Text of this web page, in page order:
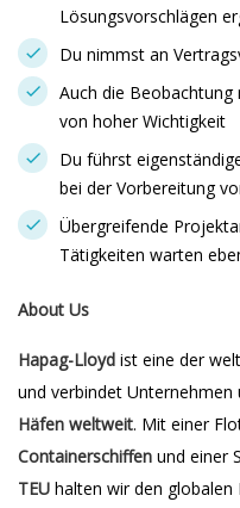
Lösungsvorschlägen
Du nimmst an
Auch die Beobachtung
von hoher Wichtigkeit
Du führst
bei der Vorbereitung
Übergreifende
Tätigkeiten warten
About Us
Hapag-Lloyd ist eine der
und verbindet
Häfen weltweit. Mit einer
Containerschiffen und einer
TEU halten wir den globalen